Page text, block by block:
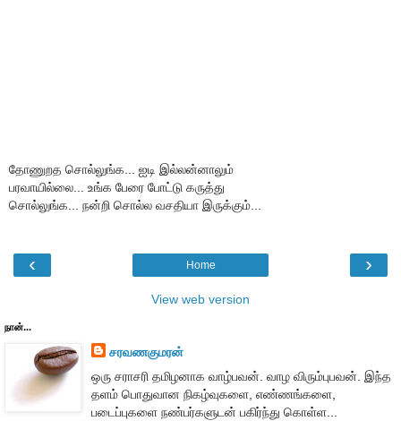
தோணுறத சொல்லுங்க... ஐடி இல்லன்னாலும்
பரவாயில்லை... உங்க பேரை போட்டு கருத்து
சொல்லுங்க... நன்றி சொல்ல வசதியா இருக்கும்...
‹ ›
Home
View web version
நான்...
சரவணகுமரன்
ஒரு சராசரி தமிழனாக வாழ்பவன். வாழ விரும்புபவன். இந்த
தளம் பொதுவான நிகழ்வுகளை, எண்ணங்களை,
படைப்புகளை நண்பர்களுடன் பகிர்ந்து கொள்ள...